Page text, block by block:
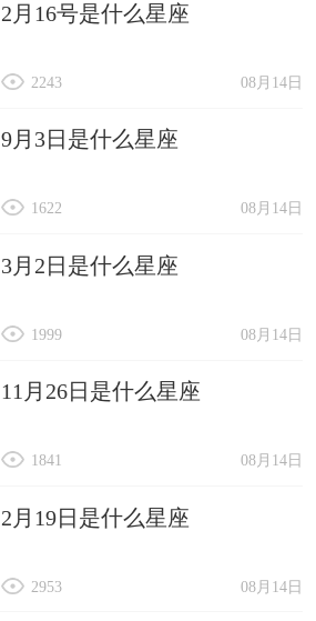
2月16号是什么星座
08月14日
2243
9月3日是什么星座
08月14日
1622
3月2日是什么星座
08月14日
1999
11月26日是什么星座
08月14日
1841
2月19日是什么星座
08月14日
2953